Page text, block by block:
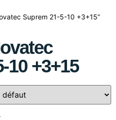
Suprem 21-5-10 +3+15”
10 +3+15